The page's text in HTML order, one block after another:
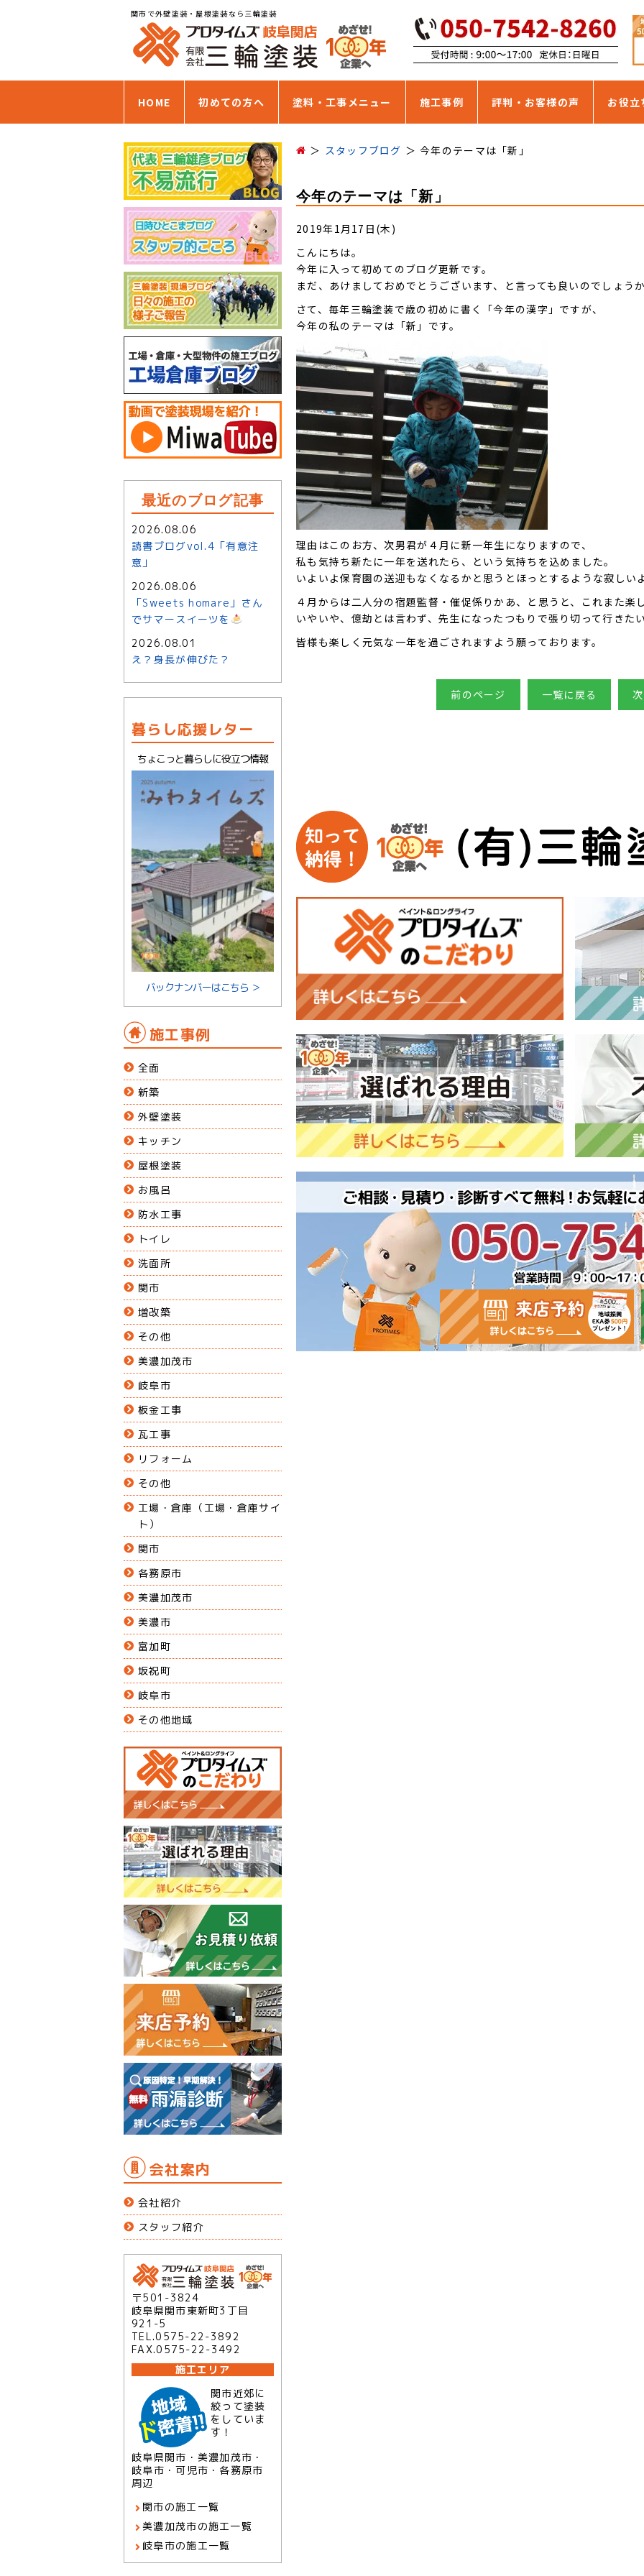
関市で外壁塗装・屋根塗装なら三輪塗装
HOME 初めての方へ 塗料・工事メニュー 施工事例 評判・お客様の声 お役立
スタッフブログ 今年のテーマは「新」
今年のテーマは「新」
2019年1月17日(木)
こんにちは。
今年に入って初めてのブログ更新です。
まだ、あけましておめでとうございます、と言っても良いのでしょう
さて、毎年三輪塗装で歳の初めに書く「今年の漢字」ですが、
今年の私のテーマは「新」です。
理由はこのお方、次男君が４月に新一年生になりますので、
私も気持ち新たに一年を送れたら、という気持ちを込めました。
いよいよ保育園の送迎もなくなるかと思うとほっとするような寂しい
４月からは二人分の宿題監督・催促係りかあ、と思うと、これまた楽
いやいや、億劫とは言わず、先生になったつもりで張り切って行きた
皆様も楽しく元気な一年を過ごされますよう願っております。
前のページ 一覧に戻る
最近のブログ記事
2026.08.06
読書ブログvol.4「有意注
意」
2026.08.06
「Sweets homare」さん
でサマースイーツを
2026.08.01
え？身長が伸びた？
暮らし応援レター
ちょこっと暮らしに役立つ情報
バックナンバーはこちら ＞
施工事例
全面
新築
外壁塗装
キッチン
屋根塗装
お風呂
防水工事
トイレ
洗面所
関市
増改築
その他
美濃加茂市
岐阜市
板金工事
瓦工事
リフォーム
その他
工場・倉庫（工場・倉庫サイ
ト）
関市
各務原市
美濃加茂市
美濃市
富加町
坂祝町
岐阜市
その他地域
会社案内
会社紹介
スタッフ紹介
〒501-3824
岐阜県関市東新町3丁目
921-5
TEL.0575-22-3892
FAX.0575-22-3492
施工エリア
関市近郊に
絞って塗装
をしていま
す！
岐阜県関市・美濃加茂市・
岐阜市・可児市・各務原市
周辺
関市の施工一覧
美濃加茂市の施工一覧
岐阜市の施工一覧